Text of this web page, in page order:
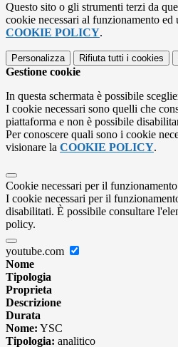
Questo sito o gli strumenti terzi da
cookie necessari al funzionamento
COOKIE POLICY.
Personalizza Rifiuta tutti i cookies
Gestione cookie
In questa schermata è possibile
I cookie necessari sono quelli che
piattaforma e non è possibile
Per conoscere quali sono i cookie
visionare la COOKIE POLICY.
Cookie necessari per il funzionamento
I cookie necessari per il
disabilitati. È possibile consultare
policy.
youtube.com
Nome
Tipologia
Proprieta
Descrizione
Durata
Nome: YSC
Tipologia: analitico